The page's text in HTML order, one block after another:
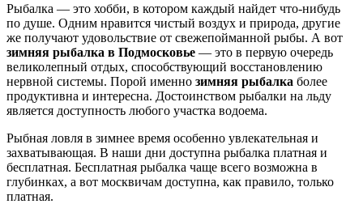
Рыбалка — это хобби, в котором каждый найдет что-нибудь
по душе. Одним нравится чистый воздух и природа, другие
же получают удовольствие от свежепойманной рыбы. А вот
зимняя рыбалка в Подмосковье — это в первую очередь
великолепный отдых, способствующий восстановлению
нервной системы. Порой именно зимняя рыбалка более
продуктивна и интересна. Достоинством рыбалки на льду
является доступность любого участка водоема.
Рыбная ловля в зимнее время особенно увлекательная и
захватывающая. В наши дни доступна рыбалка платная и
бесплатная. Бесплатная рыбалка чаще всего возможна в
глубинках, а вот москвичам доступна, как правило, только
платная.